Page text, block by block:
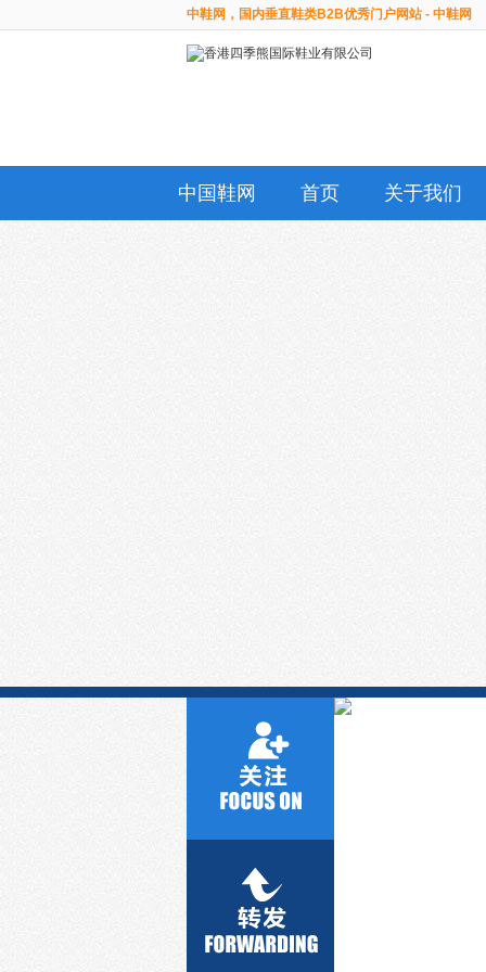
中鞋网，国内垂直鞋类B2B优秀门户网站 - 中鞋网
中国鞋网 首页 关于我们